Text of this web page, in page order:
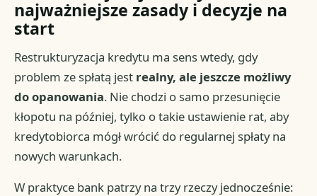
najważniejsze zasady i decyzje na
start
Restrukturyzacja kredytu ma sens wtedy, gdy
problem ze spłatą jest realny, ale jeszcze możliwy
do opanowania. Nie chodzi o samo przesunięcie
kłopotu na później, tylko o takie ustawienie rat, aby
kredytobiorca mógł wrócić do regularnej spłaty na
nowych warunkach.
W praktyce bank patrzy na trzy rzeczy jednocześnie: